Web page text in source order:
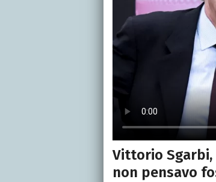
Vittorio Sgarbi,
non pensavo